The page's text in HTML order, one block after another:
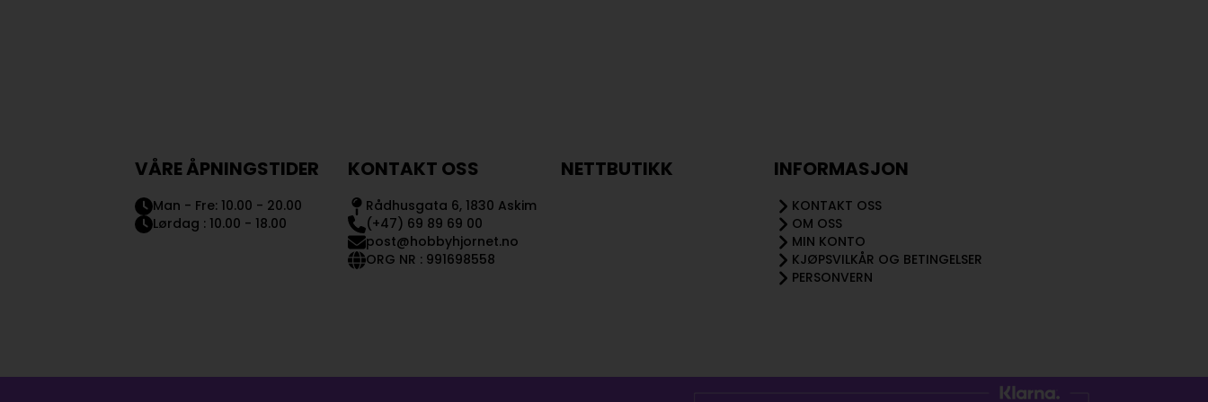
VÅRE ÅPNINGSTIDER
Man - Fre: 10.00 - 20.00
Lørdag : 10.00 - 18.00
KONTAKT OSS
Rådhusgata 6, 1830 Askim
(+47) 69 89 69 00
post@hobbyhjornet.no
ORG NR : 991698558
NETTBUTIKK INFORMASJON
KONTAKT OSS
OM OSS
MIN KONTO
KJØPSVILKÅR OG BETINGELSER
PERSONVERN